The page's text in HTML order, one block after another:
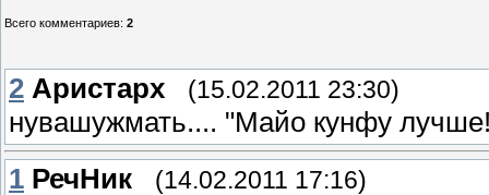
Всего комментариев: 2
2 Аристарх (15.02.2011 23:30)
нувашужмать.... "Майо кунфу
1 РечНик (14.02.2011 17:16)